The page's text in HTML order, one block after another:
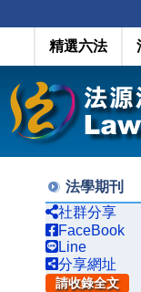
精選六法
法學期刊
社群分享
FaceBook
Line
分享網址
請收錄全文